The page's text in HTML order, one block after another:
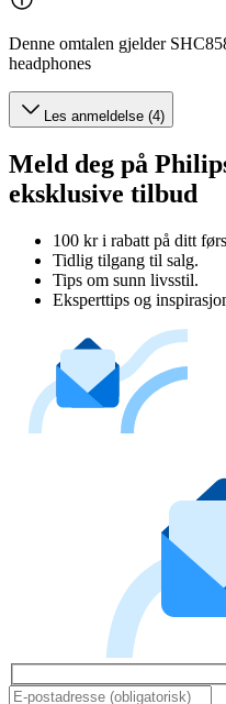
Denne omtalen gjelder
headphones
Les anmeldelse (4)
Meld deg på
eksklusive tilbud
100 kr i rabatt på ditt
Tidlig tilgang til salg.
Tips om sunn livsstil.
Eksperttips og